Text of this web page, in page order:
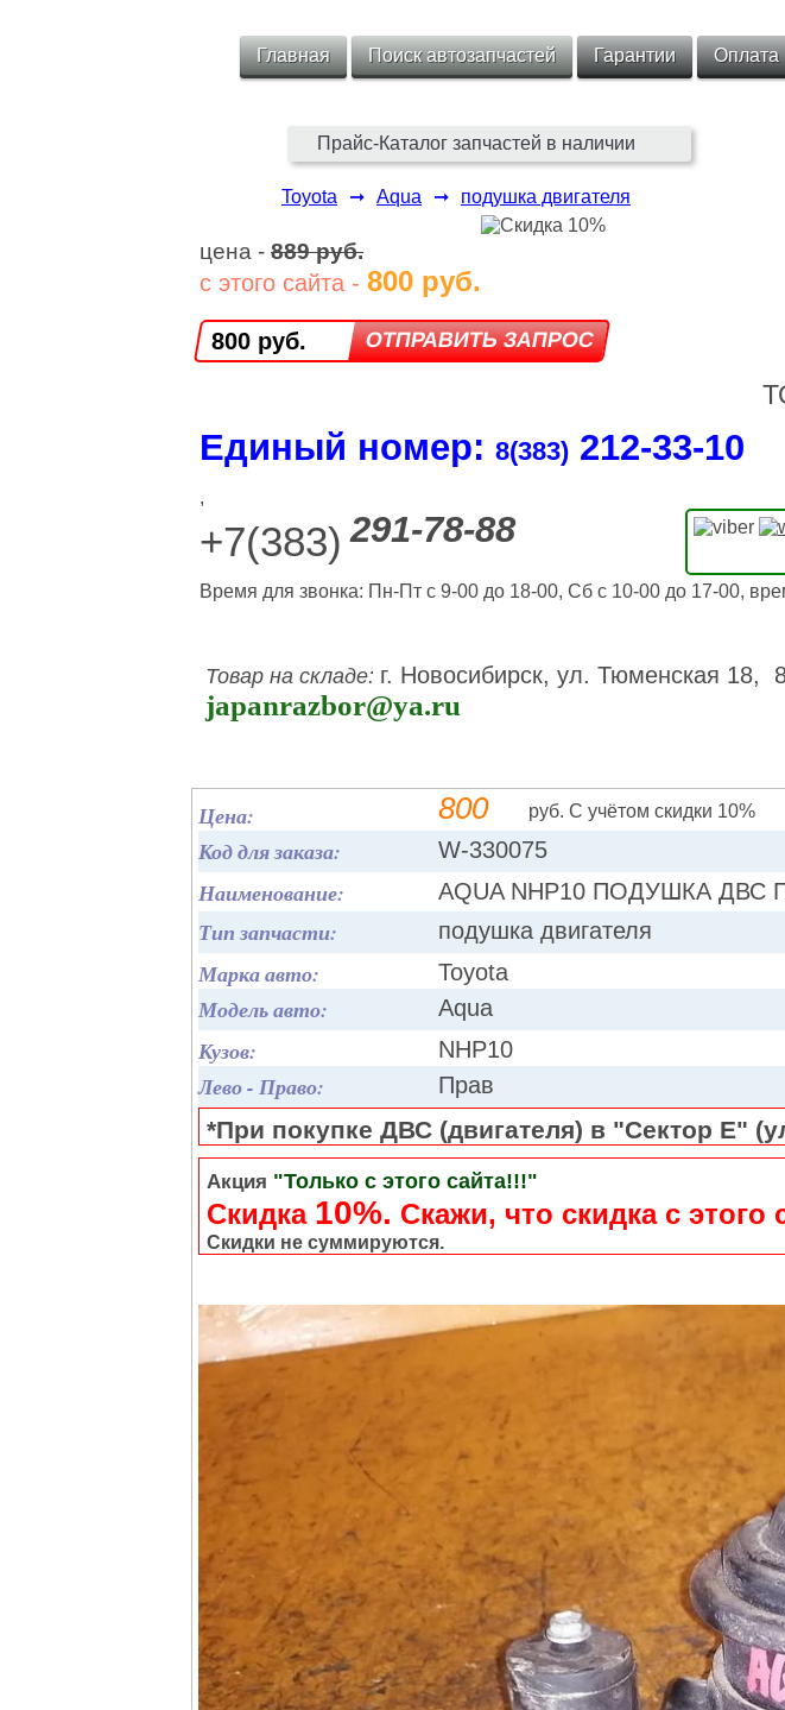
Главная Поиск автозапчастей Гарантии Оплата
Прайс-Каталог запчастей в наличии
Toyota ➞ Aqua ➞ подушка двигателя
цена - 889 руб.
с этого сайта - 800 руб.
800 руб.
Единый номер: 8(383) 212‑33‑10
,
+7(383) 291-78-88
Время для звонка: Пн-Пт с 9-00 до 18-00, Сб с 10-00 до 17-00,
Товар на складе: г. Новосибирск, ул. Тюменская 18,
japanrazbor@ya.ru
Цена: 800 руб. С учётом скидки 10%
Код для заказа: W-330075
Наименование: AQUA NHP10 ПОДУШКА ДВС
Тип запчасти: подушка двигателя
Марка авто: Toyota
Модель авто: Aqua
Кузов: NHP10
Лево - Право: Прав
*При покупке ДВС (двигателя) в "Сектор Е"
Акция "Только с этого сайта!!!"
Скидка 10%. Cкажи, что скидка с этого
Скидки не суммируются.